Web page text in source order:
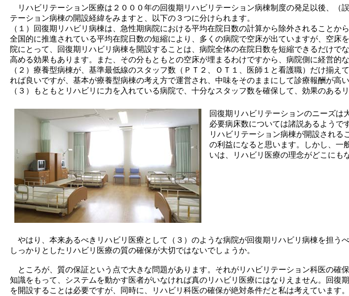
リハビリテーション医療は２０００年の回復期リハビリテーション病棟制度の発足以後、（
テーション病棟の開設経緯をみますと、以下の３つに分けられます。
（１）回復期リハビリ病棟は、急性期病院における平均在院日数の計算から除外されること
全国的に推進されている平均在院日数の短縮により、多くの病院で空床が出ていますが、空
院にとって、回復期リハビリ病棟を開設することは、病院全体の在院日数を短縮できるだけ
高める効果もあります。また、その分もともとの空床が埋まるわけですから、病院側に経営的
（２）療養型病棟が、基準最低線のスタッフ数（ＰＴ２、ＯＴ１、医師１と看護職）だけ揃
れば良いですが、基本が療養型病棟の考え方で運営され、中味をそのままにして診療報酬が高
（３）もともとリハビリに力を入れている病院で、十分なスタッフ数を確保して、効果のある
回復期リハビリテーションのニーズは
必要病床数については諸説あるようで
リハビリテーション病棟が開設される
の利益になると思います。しかし、一
いは、リハビリ医療の理念がどこにも
やはり、本来あるべきリハビリ医療として（３）のような病院が回復期リハビリ病棟を担う
しっかりとしたリハビリ医療の質の確保が大切ではないでしょうか。
ところが、質の保証という点で大きな問題があります。それがリハビリテーション科医の確
知識をもって、システムを動かす医者がいなければ真のリハビリ医療にはなりえません。回
を開設することは必要ですが、同時に、リハビリ科医の確保が絶対条件だと私は考えていま